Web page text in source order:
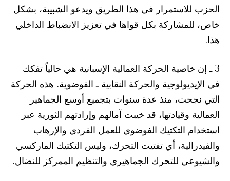
الحزب للاستمرار في هذا الطريق ويدعو الشبيبة، بشكل
خاص، للمشاركة بكل قواها في تعزيز الانضباط الداخلي
هذا.
3 ـ إن خاصية الحركة العمالية الإسبانية هي حالياً تفكك
في الإيديولوجية والحركة النقابية ـ الفوضوية. هذه الحركة
التي نجحت، منذ عدة سنوات بتجميع أوسع الجماهير
العمالية وقيادتها، قد خيبت آمالهم وإرادتهم الثورية عبر
استخدام التكتيك الفوضوي للعمل الفردي والإرهاب
والفيدرالية، أي تفتيت التحرك، وليس التكتيك الماركسي
والشيوعي للتحرك الجماهيري والتنظيم الممركز للنضال.